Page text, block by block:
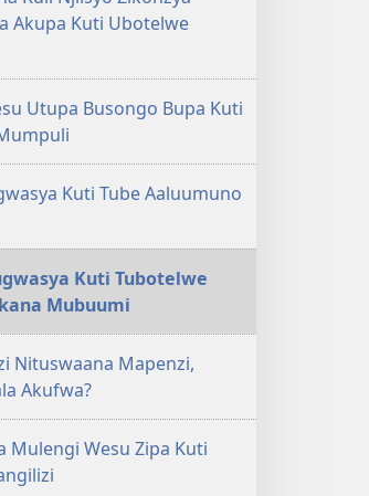
Njiisyo
Zikonzya
Akupa
Ubotelwe
Akupa Kuti Ubotelwe
Utupa Busongo Bupa Kuti
Kuti Tube Aaluumuno
Kuti Tubotelwe
Mubuumi
Nituswaana Mapenzi,
Akufwa?
Mulengi Wesu Zipa Kuti